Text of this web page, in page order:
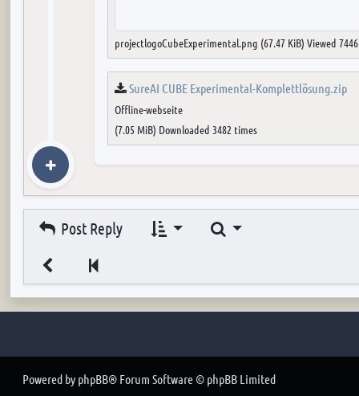
projectlogoCubeExperimental.png (67.47 KiB) Viewed
SureAI CUBE Experimental-Komplettlösung.zip
Offline-webseite
(7.05 MiB) Downloaded 3482 times
Post Reply
Search
Powered by phpBB® Forum Software © phpBB Limited